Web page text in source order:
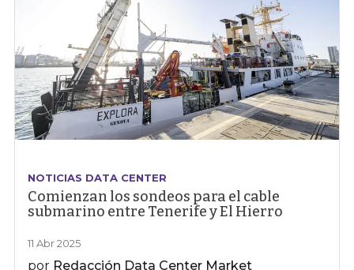
NOTICIAS DATA CENTER
Comienzan los sondeos para el cable
submarino entre Tenerife y El Hierro
11 Abr 2025
por Redacción Data Center Market